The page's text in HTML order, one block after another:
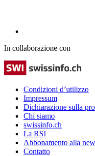
In collaborazione con
Condizioni d’utilizzo
Impressum
Dichiarazione sulla
Chi siamo
swissinfo.ch
La RSI
Abbonamento alla
Contatto